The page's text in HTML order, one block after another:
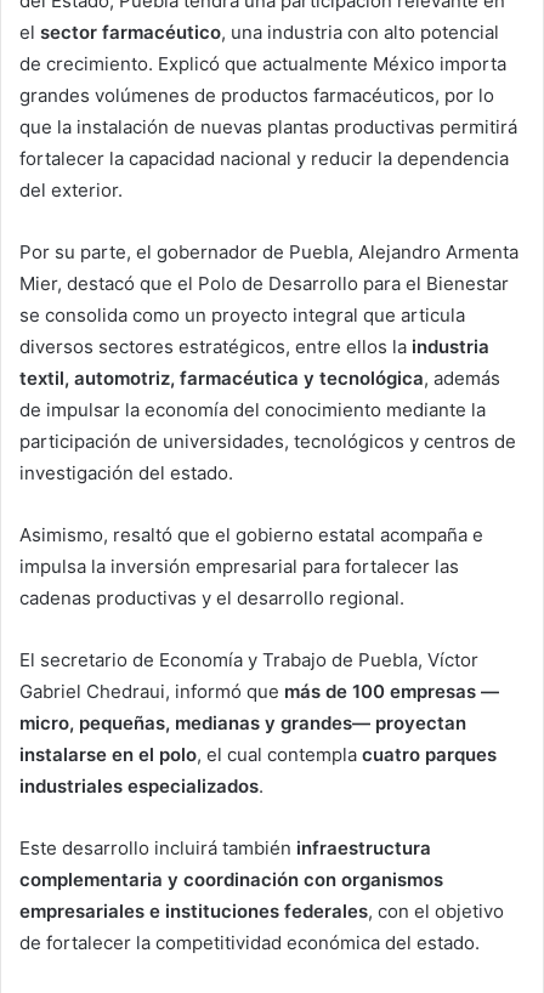
el sector farmacéutico, una industria con alto potencial
de crecimiento. Explicó que actualmente México importa
grandes volúmenes de productos farmacéuticos, por lo
que la instalación de nuevas plantas productivas permitirá
fortalecer la capacidad nacional y reducir la dependencia
del exterior.
Por su parte, el gobernador de Puebla, Alejandro Armenta
Mier, destacó que el Polo de Desarrollo para el Bienestar
se consolida como un proyecto integral que articula
diversos sectores estratégicos, entre ellos la industria
textil, automotriz, farmacéutica y tecnológica, además
de impulsar la economía del conocimiento mediante la
participación de universidades, tecnológicos y centros de
investigación del estado.
Asimismo, resaltó que el gobierno estatal acompaña e
impulsa la inversión empresarial para fortalecer las
cadenas productivas y el desarrollo regional.
El secretario de Economía y Trabajo de Puebla, Víctor
Gabriel Chedraui, informó que más de 100 empresas —
micro, pequeñas, medianas y grandes— proyectan
instalarse en el polo, el cual contempla cuatro parques
industriales especializados.
Este desarrollo incluirá también infraestructura
complementaria y coordinación con organismos
empresariales e instituciones federales, con el objetivo
de fortalecer la competitividad económica del estado.